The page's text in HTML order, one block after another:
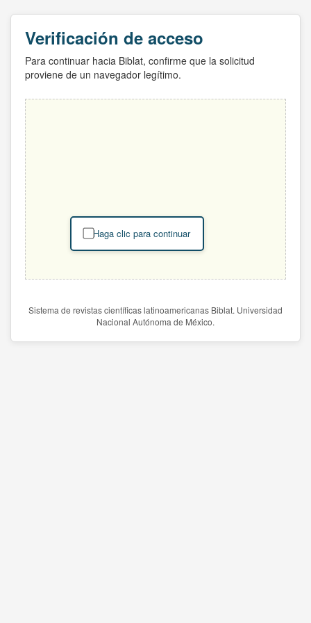
Verificación de acceso
Para continuar hacia Biblat, confirme que la solicitud
proviene de un navegador legítimo.
Haga clic para continuar
Sistema de revistas científicas latinoamericanas Biblat. Universidad
Nacional Autónoma de México.